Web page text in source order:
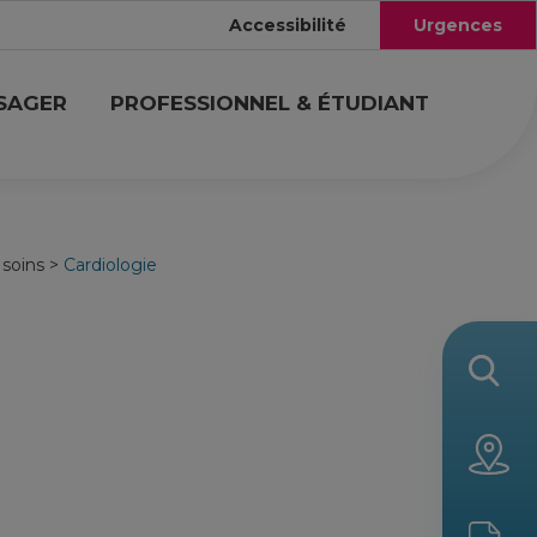
Accessibilité Urgences
PROFESSIONNEL & ÉTUDIANT
> Cardiologie